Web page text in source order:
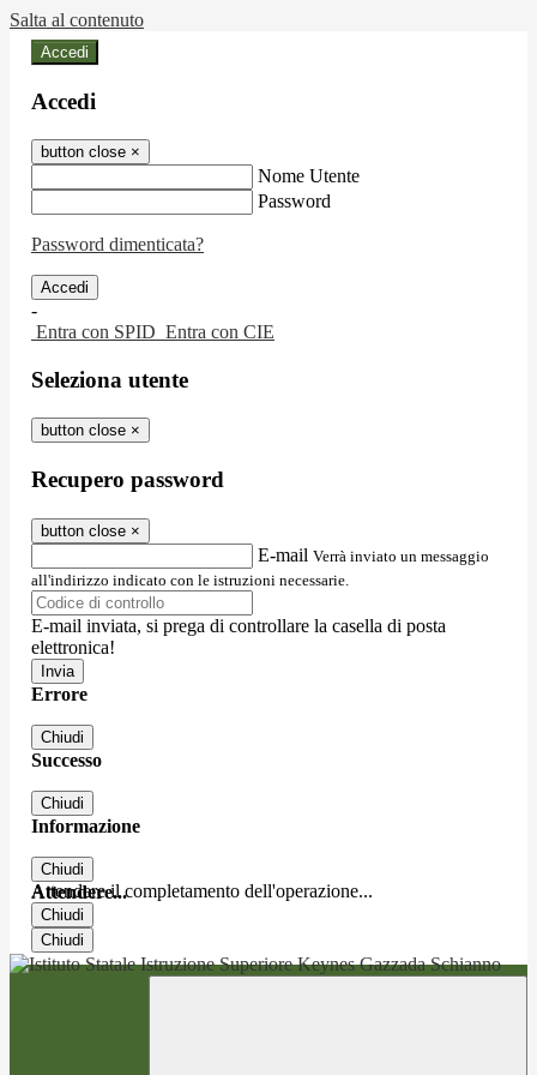
Salta al contenuto
Accedi
Accedi
button close ×
Nome Utente
Password
Password dimenticata?
-
Entra con SPID Entra con CIE
Seleziona utente
button close ×
Recupero password
button close ×
E-mail Verrà inviato un messaggio
all'indirizzo indicato con le istruzioni necessarie.
E-mail inviata, si prega di controllare la casella di posta
elettronica!
Errore
Chiudi
Successo
Chiudi
Informazione
Chiudi
Attendere...
Attendere il completamento dell'operazione...
Chiudi
Chiudi